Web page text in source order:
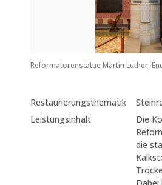
Reformatorenstatue Martin Luther,
Restaurierungsthematik
Leistungsinhalt
Die
die